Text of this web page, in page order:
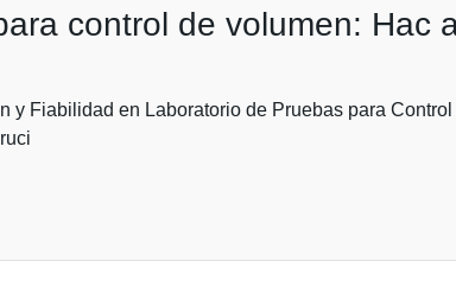
control de volumen: Hac
y Fiabilidad en Laboratorio de Pruebas para